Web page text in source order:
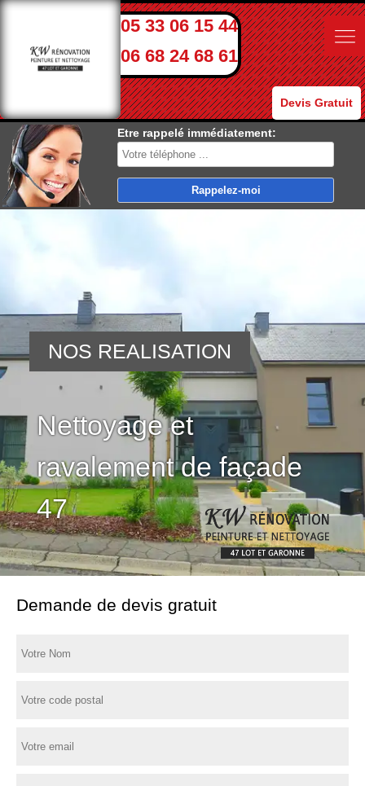
05 33 06 15 44
06 68 24 68 61
Devis Gratuit
Etre rappelé immédiatement:
Nettoyage et
ravalement de façade
47
NOS REALISATION
Demande de devis gratuit